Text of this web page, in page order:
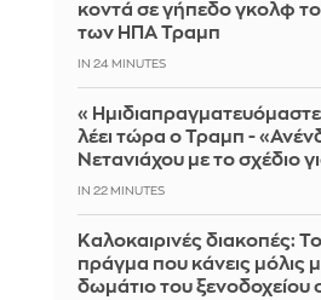
κοντά σε γήπεδο γκολφ
των ΗΠΑ Τραμπ
IN 24 MINUTES
«Ημιδιαπραγματευόμαστε
λέει τώρα ο Τραμπ -
Νετανιάχου με το σχέδιο
IN 22 MINUTES
Καλοκαιρινές διακοπές:
πράγμα που κάνεις μόλις
δωμάτιο του ξενοδοχείου